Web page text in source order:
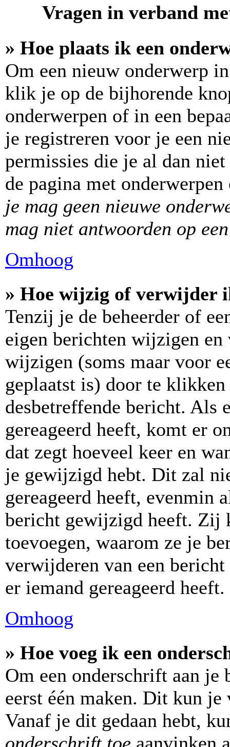
Vragen in verband
» Hoe plaats ik een
Om een nieuw onderwerp
klik je op de bijhorende
onderwerpen of in een
je registreren voor je een
permissies die je al dan
de pagina met
je mag geen nieuwe
mag niet antwoorden op
Omhoog
» Hoe wijzig of verwijder
Tenzij je de beheerder of
eigen berichten wijzigen
wijzigen (soms maar voor
geplaatst is) door te
desbetreffende bericht. Als
gereageerd heeft, komt er
dat zegt hoeveel keer en
je gewijzigd hebt. Dit zal
gereageerd heeft, evenmin
bericht gewijzigd heeft. Zij
toevoegen, waarom ze je
verwijderen van een
er iemand gereageerd heeft.
Omhoog
» Hoe voeg ik een
Om een onderschrift aan je
eerst één maken. Dit kun
Vanaf je dit gedaan hebt,